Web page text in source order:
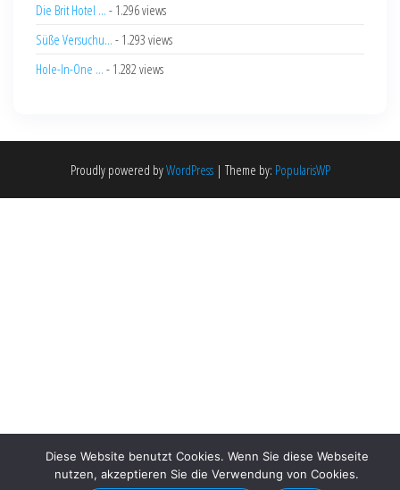
Die Brit Hotel ... - 1.296 views
Süße Versuchu... - 1.293 views
Hole-In-One ... - 1.282 views
Proudly powered byWordPress | Theme by: PopularisWP
Diese Website benutzt Cookies. Wenn Sie diese Webseite
nutzen, akzeptieren Sie die Verwendung von Cookies.